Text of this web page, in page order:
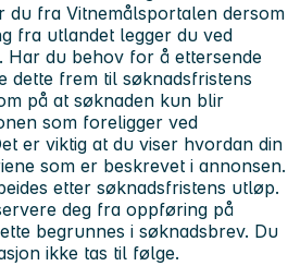
du fra Vitnemålsportalen dersom
fra utlandet legger du ved
Har du behov for å ettersende
dette frem til søknadsfristens
på at søknaden kun blir
som foreligger ved
er viktig at du viser hvordan din
som er beskrevet i annonsen.
etter søknadsfristens utløp.
deg fra oppføring på
begrunnes i søknadsbrev. Du
ikke tas til følge.